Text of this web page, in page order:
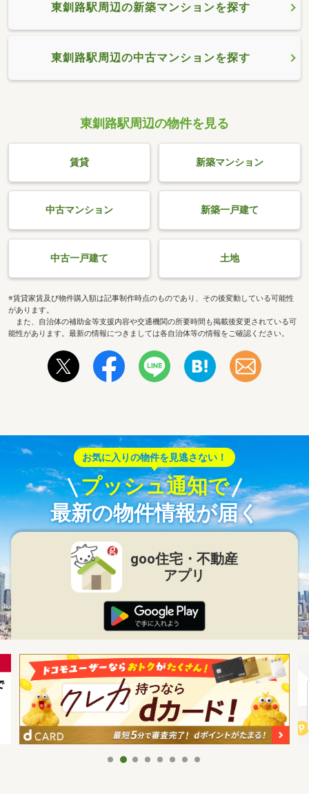
東釧路駅周辺の新築マンションを探す
東釧路駅周辺の中古マンションを探す
東釧路駅周辺の物件を見る
賃貸 新築マンション
中古マンション 新築一戸建て
中古一戸建て 土地
※賃貸家賃及び物件購入額は記事制作時点のものであり、その後変動している可能性
があります。
また、自治体の補助金等支援内容や交通機関の所要時間も掲載後変更されている可
能性があります。最新の情報につきましては各自治体等の情報をご確認ください。
お気に入りの物件を見逃さない！
プッシュ通知で
最新の物件情報が届く
goo住宅・不動産
アプリ